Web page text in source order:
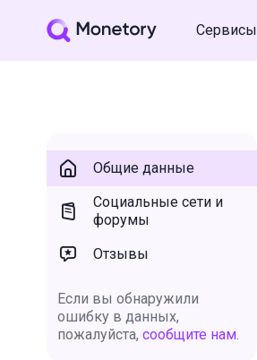
Сервисы
Общие данные
Социальные сети и
форумы
Отзывы
Если вы обнаружили
ошибку в данных,
пожалуйста, сообщите нам.